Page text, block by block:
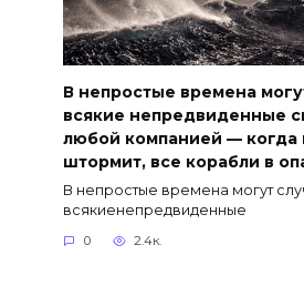
В непростые времена
всякие непредвиденные
любой компанией — когда
штормит, все корабли в
В непростые времена могут
всякиенепредвиденные
0 2.4к.